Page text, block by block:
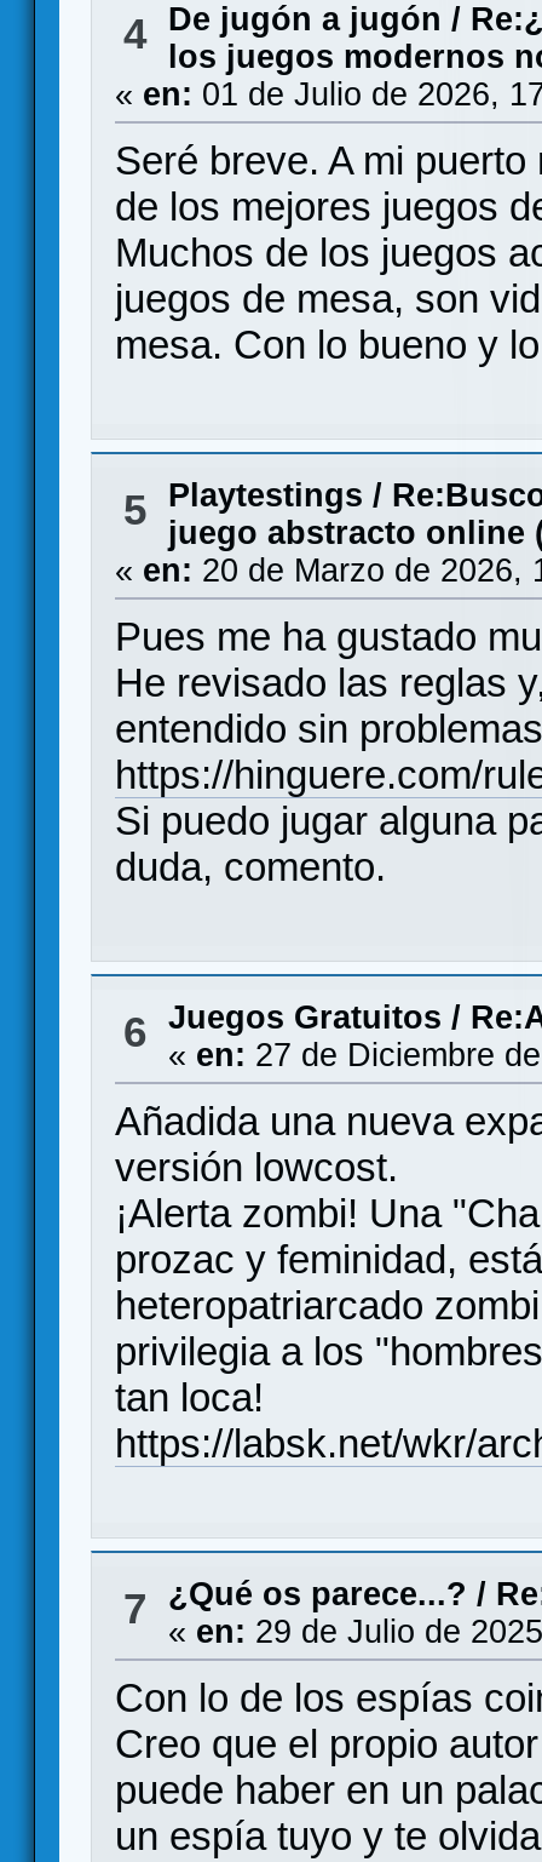
4 De jugón a jugón /
los juegos modernos
« en: 01 de Julio de 2026,
Seré breve. A mi
de los mejores juegos
Muchos de los juegos
juegos de mesa, son
mesa. Con lo bueno y
5 Playtestings /
juego abstracto online
« en: 20 de Marzo de 2026,
Pues me ha gustado
He revisado las reglas
entendido sin
https://hinguere.com/
Si puedo jugar alguna
duda, comento.
6 Juegos Gratuitos /
« en: 27 de Diciembre
Añadida una nueva
versión lowcost.
¡Alerta zombi! Una
prozac y feminidad,
heteropatriarcado
privilegia a los
tan loca!
https://labsk.net/wkr/
7 ¿Qué os parece...? /
« en: 29 de Julio de
Con lo de los espías
Creo que el propio
puede haber en un
un espía tuyo y te